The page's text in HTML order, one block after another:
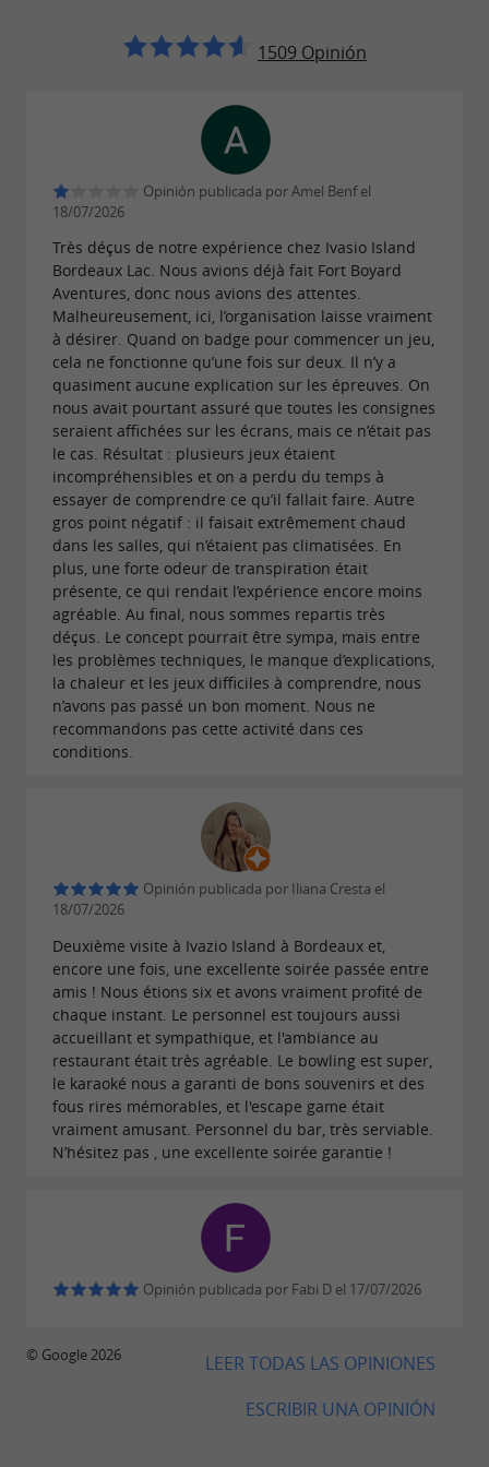
1509 Opinión
Opinión publicada por Amel Benf el
18/07/2026
Très déçus de notre expérience chez Ivasio Island
Bordeaux Lac. Nous avions déjà fait Fort Boyard
Aventures, donc nous avions des attentes.
Malheureusement, ici, l’organisation laisse vraiment
à désirer. Quand on badge pour commencer un jeu,
cela ne fonctionne qu’une fois sur deux. Il n’y a
quasiment aucune explication sur les épreuves. On
nous avait pourtant assuré que toutes les consignes
seraient affichées sur les écrans, mais ce n’était pas
le cas. Résultat : plusieurs jeux étaient
incompréhensibles et on a perdu du temps à
essayer de comprendre ce qu’il fallait faire. Autre
gros point négatif : il faisait extrêmement chaud
dans les salles, qui n’étaient pas climatisées. En
plus, une forte odeur de transpiration était
présente, ce qui rendait l’expérience encore moins
agréable. Au final, nous sommes repartis très
déçus. Le concept pourrait être sympa, mais entre
les problèmes techniques, le manque d’explications,
la chaleur et les jeux difficiles à comprendre, nous
n’avons pas passé un bon moment. Nous ne
recommandons pas cette activité dans ces
conditions.
Opinión publicada por Iliana Cresta el
18/07/2026
Deuxième visite à Ivazio Island à Bordeaux et,
encore une fois, une excellente soirée passée entre
amis ! Nous étions six et avons vraiment profité de
chaque instant. Le personnel est toujours aussi
accueillant et sympathique, et l'ambiance au
restaurant était très agréable. Le bowling est super,
le karaoké nous a garanti de bons souvenirs et des
fous rires mémorables, et l'escape game était
vraiment amusant. Personnel du bar, très serviable.
N’hésitez pas , une excellente soirée garantie !
Opinión publicada por Fabi D el 17/07/2026
LEER TODAS LAS OPINIONES
ESCRIBIR UNA OPINIÓN
© Google 2026